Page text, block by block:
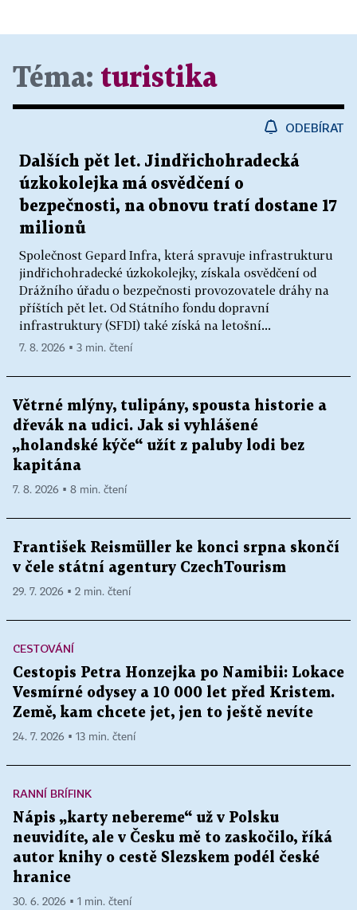
Téma: turistika
ODEBÍRAT
Dalších pět let. Jindřichohradecká
úzkokolejka má osvědčení o
bezpečnosti, na obnovu tratí dostane 17
milionů
Společnost Gepard Infra, která spravuje infrastrukturu
jindřichohradecké úzkokolejky, získala osvědčení od
Drážního úřadu o bezpečnosti provozovatele dráhy na
příštích pět let. Od Státního fondu dopravní
infrastruktury (SFDI) také získá na letošní...
7. 8. 2026 ▪ 3 min. čtení
Větrné mlýny, tulipány, spousta historie a
dřevák na udici. Jak si vyhlášené
„holandské kýče“ užít z paluby lodi bez
kapitána
7. 8. 2026 ▪ 8 min. čtení
František Reismüller ke konci srpna skončí
v čele státní agentury CzechTourism
29. 7. 2026 ▪ 2 min. čtení
CESTOVÁNÍ
Cestopis Petra Honzejka po Namibii: Lokace
Vesmírné odysey a 10 000 let před Kristem.
Země, kam chcete jet, jen to ještě nevíte
24. 7. 2026 ▪ 13 min. čtení
RANNÍ BRÍFINK
Nápis „karty nebereme“ už v Polsku
neuvidíte, ale v Česku mě to zaskočilo, říká
autor knihy o cestě Slezskem podél české
hranice
30. 6. 2026 ▪ 1 min. čtení